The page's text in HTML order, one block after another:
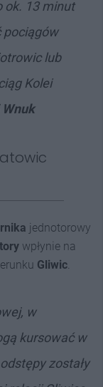
ok. 13 minut
pociągów
lub
Kolei
jednotorowy
wpłynie na
Gliwic
w
kursować w
zostały